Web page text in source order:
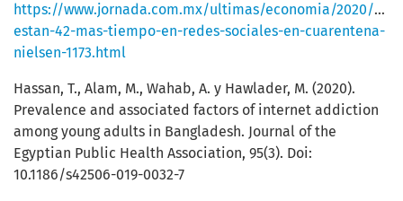
https://www.jornada.com.mx/ultimas/economia/2020/05/
estan-42-mas-tiempo-en-redes-sociales-en-cuarentena-
nielsen-1173.html
Hassan, T., Alam, M., Wahab, A. y Hawlader, M. (2020).
Prevalence and associated factors of internet addiction
among young adults in Bangladesh. Journal of the
Egyptian Public Health Association, 95(3). Doi:
10.1186/s42506-019-0032-7